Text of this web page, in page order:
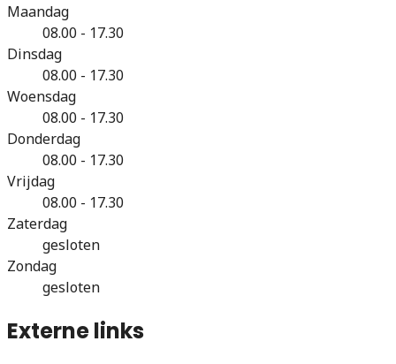
Maandag
08.00 - 17.30
Dinsdag
08.00 - 17.30
Woensdag
08.00 - 17.30
Donderdag
08.00 - 17.30
Vrijdag
08.00 - 17.30
Zaterdag
gesloten
Zondag
gesloten
Externe links